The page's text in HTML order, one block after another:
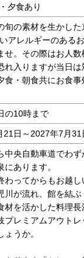
夕食あり
旬の素材を生かした
アレルギーのある
せ。その際はお人
れ入りますが当日は
食・朝食共にお食
の10時まで
21日～2027年7月31
中央自動車道でわ
にあります。
わってからもお越
川が流れ、館を結
材を活かした料理長
プレミアムアウト
ょうか。